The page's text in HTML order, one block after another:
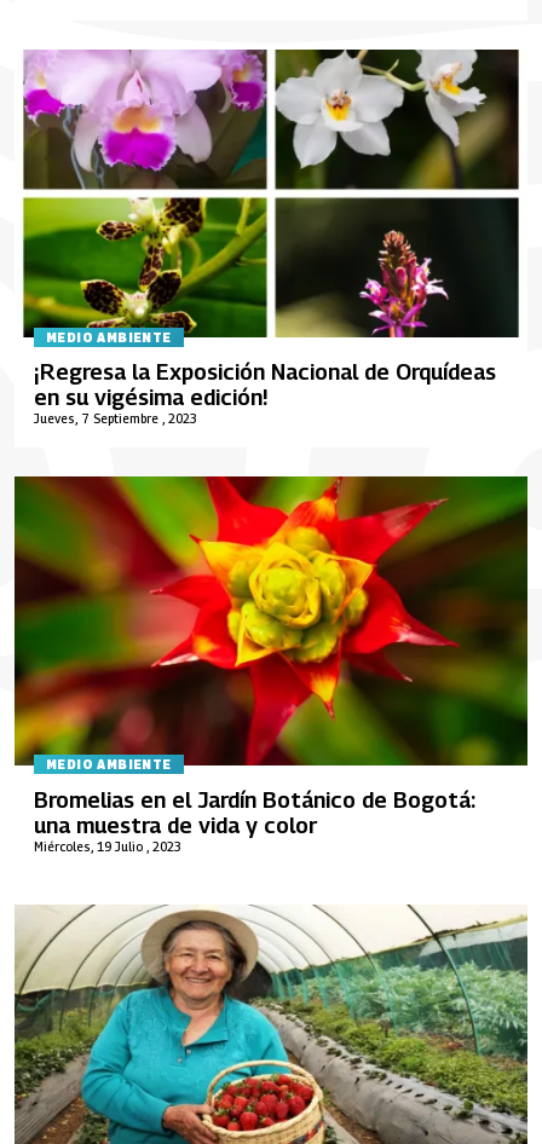
MEDIO AMBIENTE
Jueves, 7 Septiembre , 2023
¡Regresa la Exposición Nacional de Orquídeas
en su vigésima edición!
MEDIO AMBIENTE
Miércoles, 19 Julio , 2023
Bromelias en el Jardín Botánico de Bogotá:
una muestra de vida y color